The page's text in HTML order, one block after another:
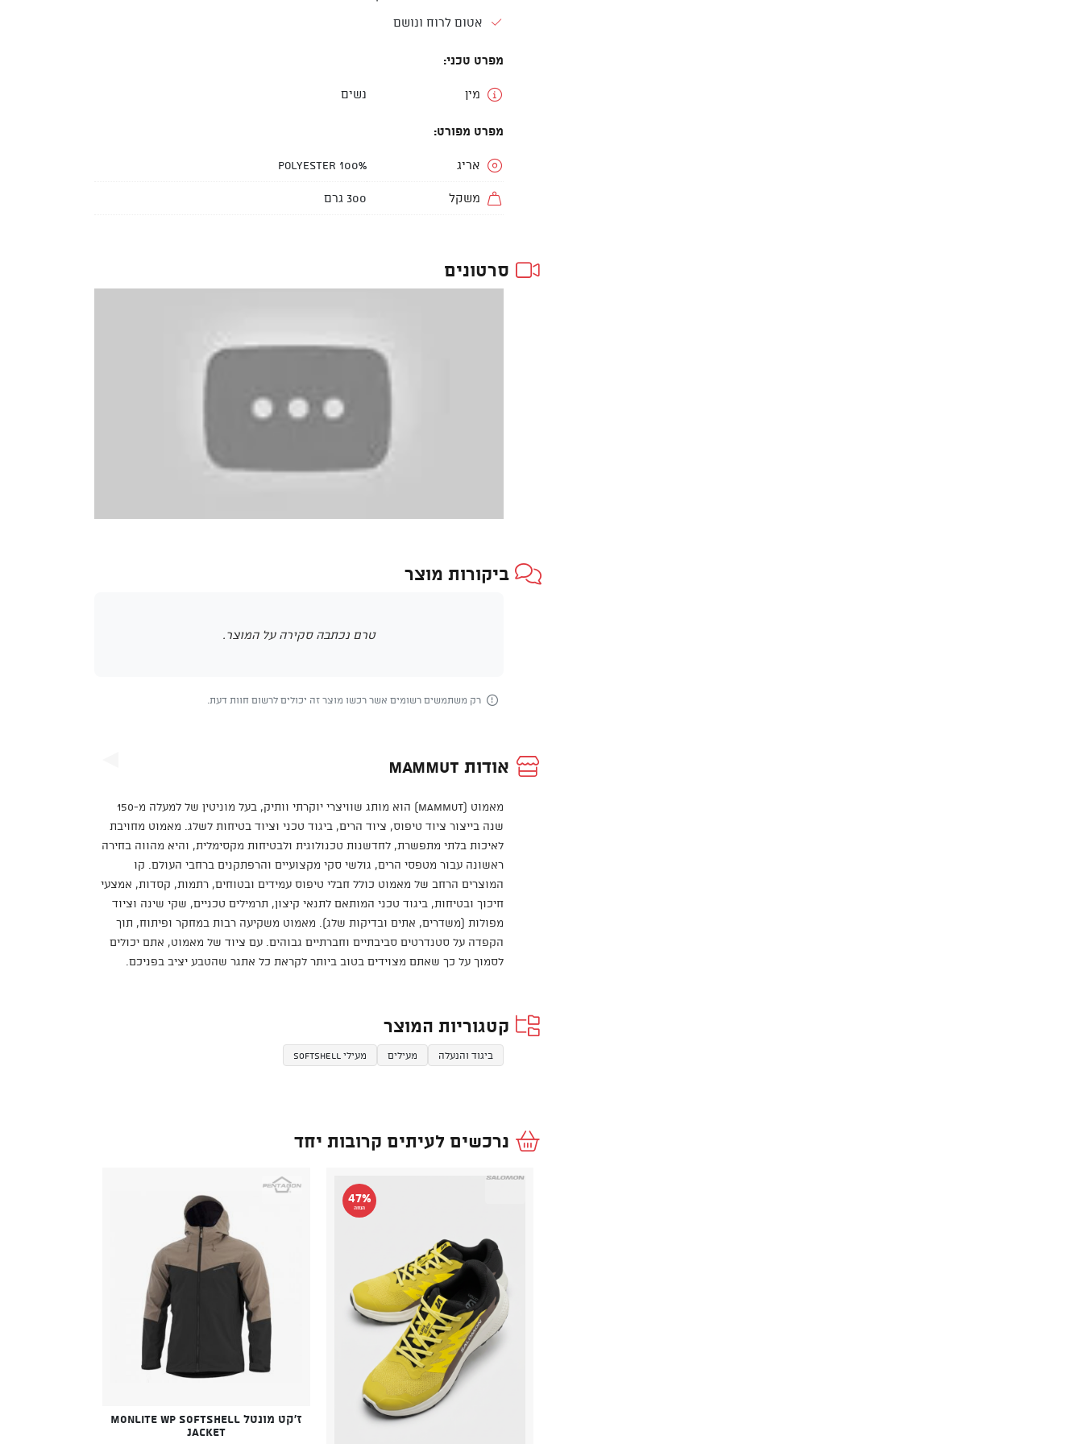
אטום לרוח ונושם
מפרט טכני:
מין נשים
מפרט מפורט:
אריג 100% Polyester
משקל 300 גרם
סרטונים
ביקורות מוצר
טרם נכתבה סקירה על המוצר.
רק משתמשים רשומים אשר רכשו מוצר זה יכולים לרשום חוות דעת.
אודות Mammut
מאמוט (Mammut) הוא מותג שוויצרי יוקרתי וותיק, בעל מוניטין של למעלה מ-150
שנה בייצור ציוד טיפוס, ציוד הרים, ביגוד טכני וציוד בטיחות לשלג. מאמוט מחויבת
לאיכות בלתי מתפשרת, לחדשנות טכנולוגית ולבטיחות מקסימלית, והיא מהווה בחירה
ראשונה עבור מטפסי הרים, גולשי סקי מקצועיים והרפתקנים ברחבי העולם. קו
המוצרים הרחב של מאמוט כולל חבלי טיפוס עמידים ובטוחים, רתמות, קסדות, אמצעי
חיכוך ובטיחות, ביגוד טכני המותאם לתנאי קיצון, תרמילים טכניים, שקי שינה וציוד
מפולות (משדרים, אתים ובדיקות שלג). מאמוט משקיעה רבות במחקר ופיתוח, תוך
הקפדה על סטנדרטים סביבתיים וחברתיים גבוהים. עם ציוד של מאמוט, אתם יכולים
לסמוך על כך שאתם מצוידים בטוב ביותר לקראת כל אתגר שהטבע יציב בפניכם.
קטגוריות המוצר
ביגוד והנעלה מעילים מעילי SoftShell
נרכשים לעיתים קרובות יחד
47%
הנחה
ז'קט מונטל Monlite WP Softshell
Jacket